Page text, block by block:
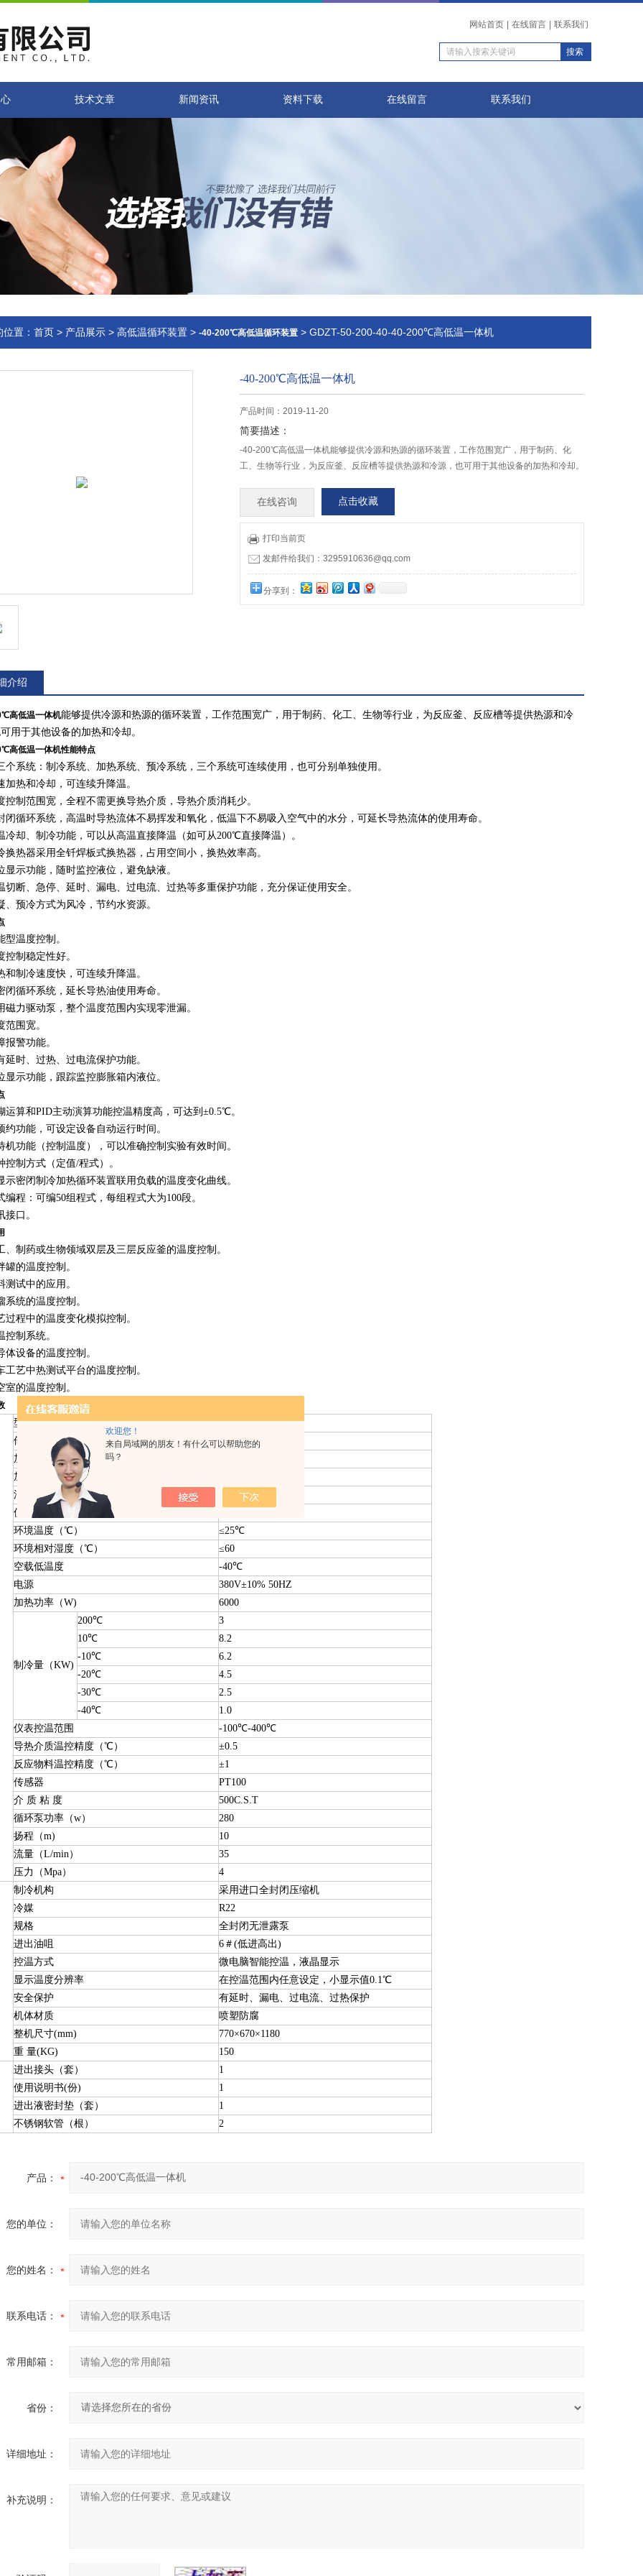
欢迎您！
来自局域网的朋友！有什么可以帮助您的
吗？
网站首页 在线留言 联系我们
技术文章 新闻资讯 资料下载 在线留言 联系我们
置： 首页 > 产品展示 > 高低温循环装置 > -40-200℃高低温循环装置 > GDZT-50-200-40-40-200℃高低温一体机
-40-200℃高低温一体机
产品时间：2019-11-20
简要描述：
-40-200℃高低温一体机能够提供冷源和热源的循环装置，工作范围宽广，用于制药、化
工、生物等行业，为反应釜、反应槽等提供热源和冷源，也可用于其他设备的加热和冷却。
在线咨询 点击收藏
打印当前页
发邮件给我们：3295910636@qq.com
分享到：
介绍
高低温一体机能够提供冷源和热源的循环装置，工作范围宽广，用于制药、化工、生物等行业，为反应釜、反应槽等提供热源和冷
用于其他设备的加热和冷却。
高低温一体机性能特点
个系统：制冷系统、加热系统、预冷系统，三个系统可连续使用，也可分别单独使用。
加热和冷却，可连续升降温。
控制范围宽，全程不需更换导热介质，导热介质消耗少。
闭循环系统，高温时导热流体不易挥发和氧化，低温下不易吸入空气中的水分，可延长导热流体的使用寿命。
冷却、制冷功能，可以从高温直接降温（如可从200℃直接降温）。
换热器采用全钎焊板式换热器，占用空间小，换热效率高。
显示功能，随时监控液位，避免缺液。
切断、急停、延时、漏电、过电流、过热等多重保护功能，充分保证使用安全。
、预冷方式为风冷，节约水资源。
型温度控制。
控制稳定性好。
和制冷速度快，可连续升降温。
闭循环系统，延长导热油使用寿命。
磁力驱动泵，整个温度范围内实现零泄漏。
范围宽。
报警功能。
延时、过热、过电流保护功能。
显示功能，跟踪监控膨胀箱内液位。
运算和PID主动演算功能控温精度高，可达到±0.5℃。
约功能，可设定设备自动运行时间。
机功能（控制温度），可以准确控制实验有效时间。
控制方式（定值/程式）。
示密闭制冷加热循环装置联用负载的温度变化曲线。
编程：可编50组程式，每组程式大为100段。
接口。
、制药或生物领域双层及三层反应釜的温度控制。
罐的温度控制。
测试中的应用。
系统的温度控制。
过程中的温度变化模拟控制。
控制系统。
体设备的温度控制。
工艺中热测试平台的温度控制。
室的温度控制。
型号
GDZT-50-200-40
储液漕容积（L）
11
加热容积（L）
加热罐尺寸(mm)
油箱尺寸(mm)
300×300×120
使用温度范围（℃）
环境温度（℃）
≤25℃
环境相对湿度（℃）
≤60
空载低温度
-40℃
电源
380V±10% 50HZ
加热功率（W)
6000
制冷量（KW)
200℃
3
10℃
8.2
-10℃
6.2
-20℃
4.5
-30℃
2.5
-40℃
1.0
仪表控温范围
-100℃-400℃
导热介质温控精度（℃）
±0.5
反应物料温控精度（℃）
±1
传感器
PT100
介 质 粘 度
500C.S.T
循环泵功率（w）
280
扬程（m)
10
流量（L/min）
35
压力（Mpa）
4
制冷机构
采用进口全封闭压缩机
冷媒
R22
规格
全封闭无泄露泵
进出油咀
6＃(低进高出)
控温方式
微电脑智能控温，液晶显示
显示温度分辨率
在控温范围内任意设定，小显示值0.1℃
安全保护
有延时、漏电、过电流、过热保护
机体材质
喷塑防腐
整机尺寸(mm)
770×670×1180
重 量(KG)
150
进出接头（套）
1
使用说明书(份)
1
进出液密封垫（套）
1
不锈钢软管（根）
2
产品：
您的单位：
您的姓名：
联系电话：
常用邮箱：
省份：
详细地址：
补充说明：